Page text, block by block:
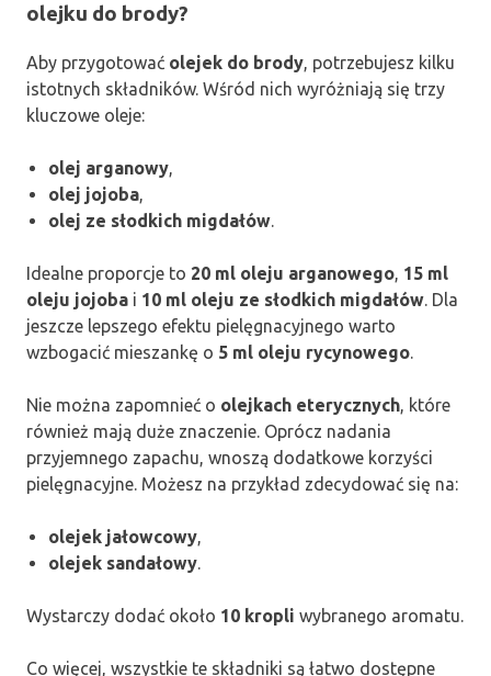
olejku do brody?
Aby przygotować olejek do brody, potrzebujesz kilku
istotnych składników. Wśród nich wyróżniają się trzy
kluczowe oleje:
olej arganowy,
olej jojoba,
olej ze słodkich migdałów.
Idealne proporcje to 20 ml oleju arganowego, 15 ml
oleju jojoba i 10 ml oleju ze słodkich migdałów. Dla
jeszcze lepszego efektu pielęgnacyjnego warto
wzbogacić mieszankę o 5 ml oleju rycynowego.
Nie można zapomnieć o olejkach eterycznych, które
również mają duże znaczenie. Oprócz nadania
przyjemnego zapachu, wnoszą dodatkowe korzyści
pielęgnacyjne. Możesz na przykład zdecydować się na:
olejek jałowcowy,
olejek sandałowy.
Wystarczy dodać około 10 kropli wybranego aromatu.
Co więcej, wszystkie te składniki są łatwo dostępne